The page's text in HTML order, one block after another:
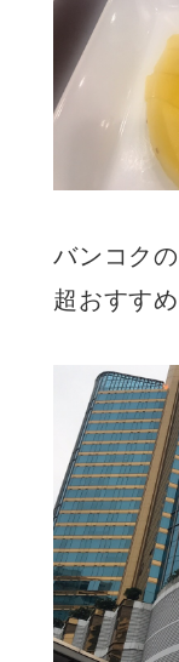
バンコク
超おすすめ